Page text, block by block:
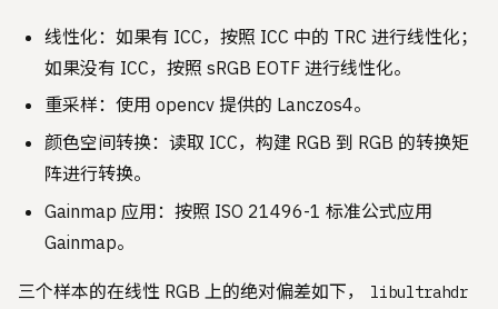
线性化：如果有 ICC，按照 ICC 中的 TRC 进行线性化；
如果没有 ICC，按照 sRGB EOTF 进行线性化。
重采样：使用 opencv 提供的 Lanczos4。
颜色空间转换：读取 ICC，构建 RGB 到 RGB 的转换矩
阵进行转换。
Gainmap 应用：按照 ISO 21496-1 标准公式应用
Gainmap。
三个样本的在线性 RGB 上的绝对偏差如下， libultrahdr